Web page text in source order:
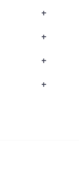
+
+
+
+